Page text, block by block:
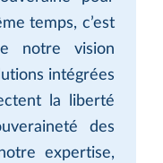
temps, c’est
notre vision
intégrées
la liberté
des
expertise,